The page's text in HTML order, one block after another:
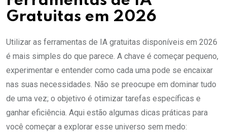
Gratuitas em 2026
Utilizar as ferramentas de IA gratuitas disponíveis em 2026
é mais simples do que parece. A chave é começar pequeno,
experimentar e entender como cada uma pode se encaixar
nas suas necessidades. Não se preocupe em dominar tudo
de uma vez; o objetivo é otimizar tarefas específicas e
ganhar eficiência. Aqui estão algumas dicas práticas para
você começar a explorar esse universo sem medo: